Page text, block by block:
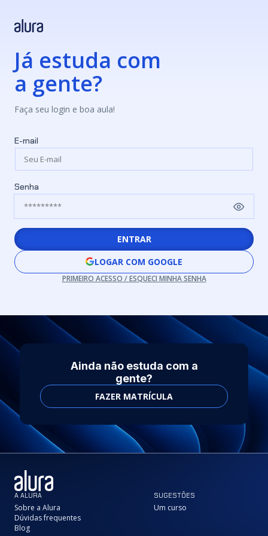
Já estuda com
a gente?
Faça seu login e boa aula!
E-mail
Senha
ENTRAR
LOGAR COM GOOGLE
PRIMEIRO ACESSO / ESQUECI MINHA SENHA
Ainda não estuda com a
gente?
FAZER MATRÍCULA
A ALURA
Sobre a Alura
Dúvidas frequentes
Blog
SUGESTÕES
Um curso